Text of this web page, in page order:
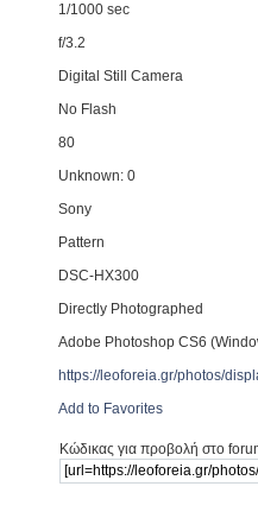
1/1000 sec
f/3.2
Digital Still Camera
No Flash
80
Unknown: 0
Sony
Pattern
DSC-HX300
Directly Photographed
Adobe Photoshop CS6
https://leoforeia.gr/photos/
Add to Favorites
Κώδικας για προβολή στο